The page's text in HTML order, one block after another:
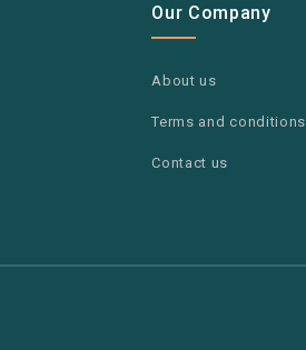
Our Company
About us
Terms and conditions
Contact us